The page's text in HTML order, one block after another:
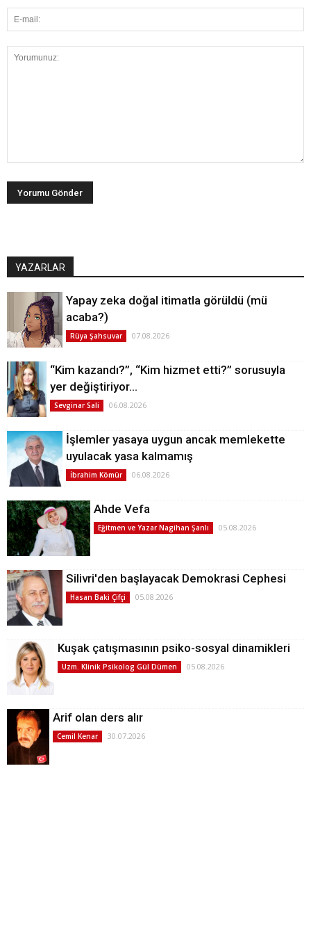
YAZARLAR
Yapay zeka doğal itimatla görüldü (mü
acaba?)
Rüya Şahsuvar 07.08.2026
“Kim kazandı?”, “Kim hizmet etti?” sorusuyla
yer değiştiriyor…
Sevginar Sali 06.08.2026
İşlemler yasaya uygun ancak memlekette
uyulacak yasa kalmamış
İbrahim Kömür 06.08.2026
Ahde Vefa
Eğitmen ve Yazar Nagihan Şanlı 05.08.2026
Silivri'den başlayacak Demokrasi Cephesi
Hasan Baki Çifçi 05.08.2026
Kuşak çatışmasının psiko-sosyal dinamikleri
Uzm. Klinik Psikolog Gül Dümen 05.08.2026
Arif olan ders alır
Cemil Kenar 30.07.2026